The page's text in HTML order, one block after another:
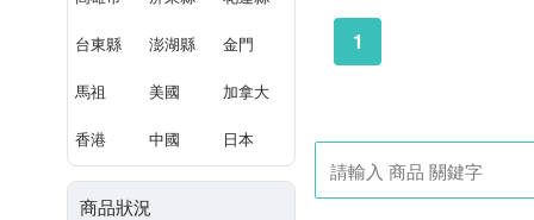
台東縣 澎湖縣 金門
馬祖 美國 加拿大
香港 中國 日本
商品狀況
1